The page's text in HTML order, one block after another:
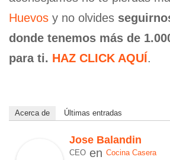
Huevos y no olvides
donde tenemos más de
para ti. HAZ CLICK AQUÍ.
Acerca de Últimas entradas
Jose Balandin
CEO en Cocina Casera